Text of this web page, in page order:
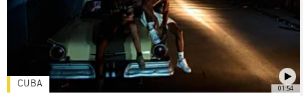
01:54
CUBA